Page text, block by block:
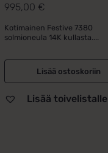
995,00 €
Kotimainen Festive 7380
solmioneula 14K kullasta....
Lisää ostoskoriin
Lisää toivelistalle